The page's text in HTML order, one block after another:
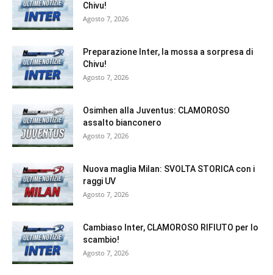
Chivu!
Agosto 7, 2026
Preparazione Inter, la mossa a sorpresa di
Chivu!
Agosto 7, 2026
Osimhen alla Juventus: CLAMOROSO
assalto bianconero
Agosto 7, 2026
Nuova maglia Milan: SVOLTA STORICA con i
raggi UV
Agosto 7, 2026
Cambiaso Inter, CLAMOROSO RIFIUTO per lo
scambio!
Agosto 7, 2026